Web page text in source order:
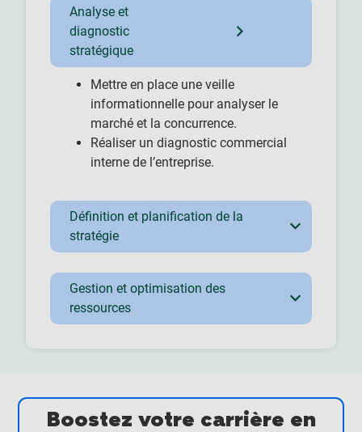
Analyse et
diagnostic
stratégique
Mettre en place une veille
informationnelle pour analyser le
marché et la concurrence.
Réaliser un diagnostic commercial
interne de l’entreprise.
Définition et planification de la
stratégie
Gestion et optimisation des
ressources
Boostez votre carrière en